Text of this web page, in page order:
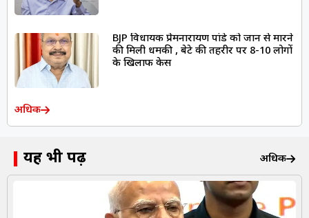
BJP विधायक प्रेमनारायण पांडे को जान से मारने
की मिली धमकी , बेटे की तहरीर पर 8-10 लोगों
के खिलाफ केस
अधिक
यह भी पढ़ें अधिक